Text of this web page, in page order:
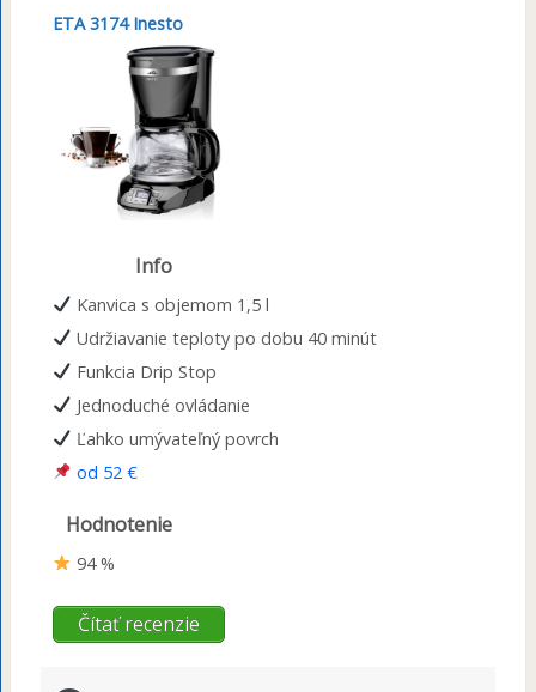
ETA 3174 Inesto
Info
Kanvica s objemom 1,5 l
Udržiavanie teploty po dobu 40 minút
Funkcia Drip Stop
Jednoduché ovládanie
Ľahko umývateľný povrch
od 52 €
Hodnotenie
94 %
Čítať recenzie